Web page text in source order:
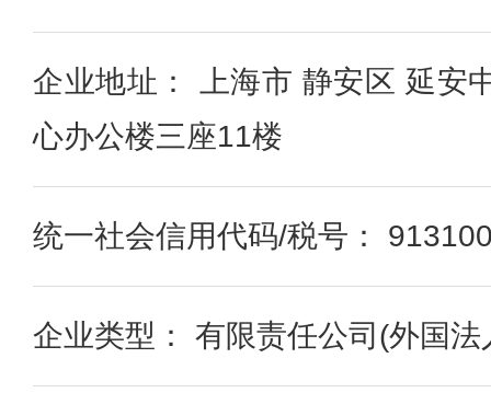
企业地址： 上海市 静安区 延安
心办公楼三座11楼
统一社会信用代码/税号：
企业类型： 有限责任公司(外国法